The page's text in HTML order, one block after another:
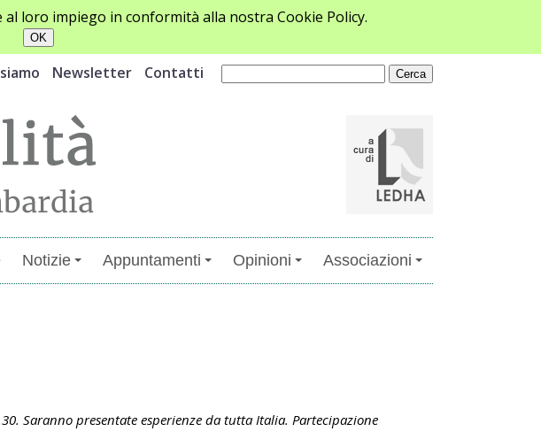
loro impiego in conformità alla nostra Cookie Policy.
Newsletter Contatti
Notizie Appuntamenti Opinioni Associazioni
Saranno presentate esperienze da tutta Italia. Partecipazione